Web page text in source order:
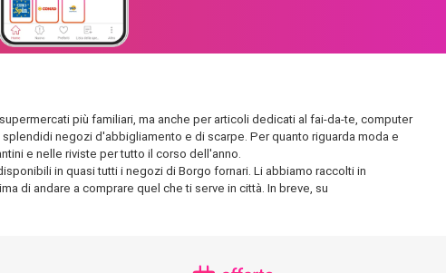
più familiari, ma anche per articoli dedicati al fai-da-te, computer
negozi d'abbigliamento e di scarpe. Per quanto riguarda moda e
e nelle riviste per tutto il corso dell'anno.
in quasi tutti i negozi di Borgo fornari. Li abbiamo raccolti in
di andare a comprare quel che ti serve in città. In breve, su